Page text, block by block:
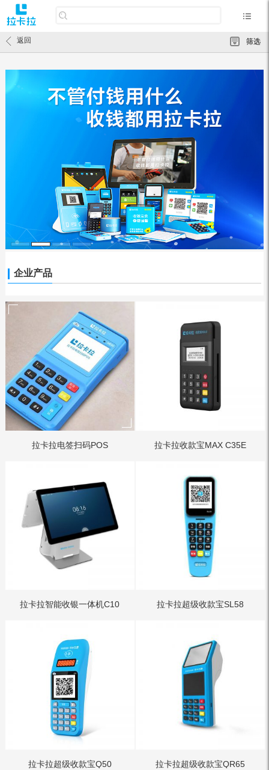
返回 筛选
企业产品
拉卡拉电签扫码POS 拉卡拉收款宝MAX C35E
拉卡拉智能收银一体机C10 拉卡拉超级收款宝SL58
拉卡拉超级收款宝Q50 拉卡拉超级收款宝QR65